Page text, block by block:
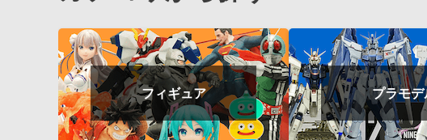
フィギュア プラモデ